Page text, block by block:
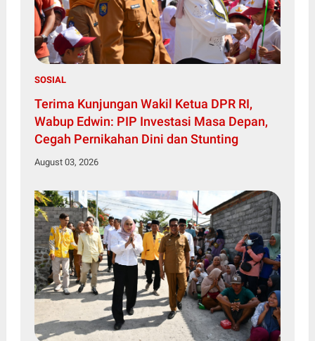
SOSIAL
Terima Kunjungan Wakil Ketua DPR RI,
Wabup Edwin: PIP Investasi Masa Depan,
Cegah Pernikahan Dini dan Stunting
August 03, 2026